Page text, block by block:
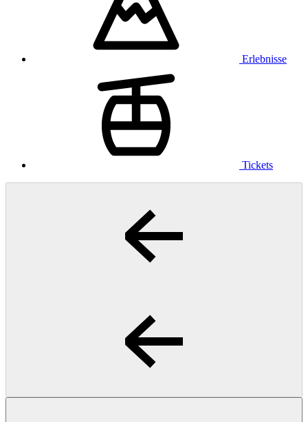
Erlebnisse
Tickets